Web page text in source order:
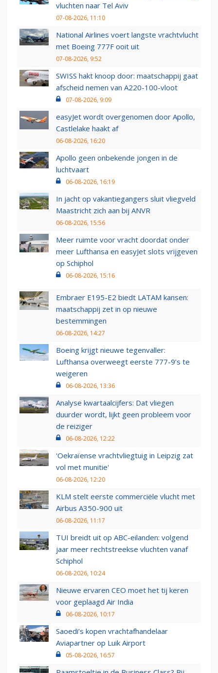
vluchten naar Tel Aviv
07-08-2026, 11:10
National Airlines voert langste vrachtvlucht
met Boeing 777F ooit uit
07-08-2026, 9:52
SWISS hakt knoop door: maatschappij gaat
afscheid nemen van A220-100-vloot
07-08-2026, 9:09
easyJet wordt overgenomen door Apollo,
Castlelake haakt af
06-08-2026, 16:20
Apollo geen onbekende jongen in de
luchtvaart
06-08-2026, 16:19
In jacht op vakantiegangers sluit vliegveld
Maastricht zich aan bij ANVR
06-08-2026, 15:56
Meer ruimte voor vracht doordat onder
meer Lufthansa en easyJet slots vrijgeven
op Schiphol
06-08-2026, 15:16
Embraer E195-E2 biedt LATAM kansen:
maatschappij zet in op nieuwe
bestemmingen
06-08-2026, 14:27
Boeing krijgt nieuwe tegenvaller:
Lufthansa overweegt eerste 777-9’s te
weigeren
06-08-2026, 13:36
Analyse kwartaalcijfers: Dat vliegen
duurder wordt, lijkt geen probleem voor
de reiziger
06-08-2026, 12:22
'Oekraïense vrachtvliegtuig in Leipzig zat
vol met munitie'
06-08-2026, 12:20
KLM stelt eerste commerciële vlucht met
Airbus A350-900 uit
06-08-2026, 11:17
TUI breidt uit op ABC-eilanden: volgend
jaar meer rechtstreekse vluchten vanaf
Schiphol
06-08-2026, 10:24
Nieuwe ervaren CEO moet het tij keren
voor geplaagd Air India
06-08-2026, 10:17
Saoedi’s kopen vrachtafhandelaar
Aviapartner op Luik Airport
05-08-2026, 16:57